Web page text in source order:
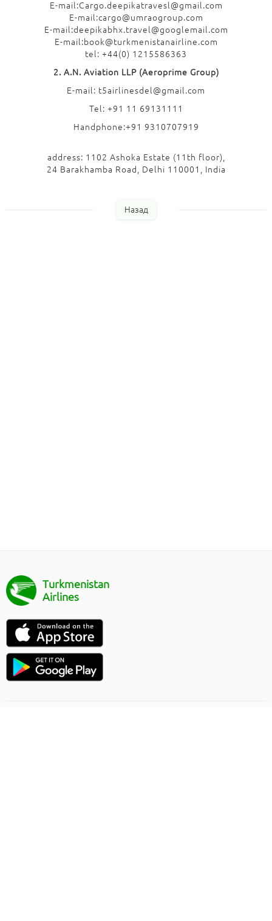
E-mail:Cargo.deepikatravesl@gmail.com
E-mail:cargo@umraogroup.com
E-mail:deepikabhx.travel@googlemail.com
E-mail:book@turkmenistanairline.com
tel: +44(0) 1215586363
2. A.N. Aviation LLP (Aeroprime Group)
E-mail: t5airlinesdel@gmail.com
Tel: +91 11 69131111
Handphone:+91 9310707919
address: 1102 Ashoka Estate (11th floor),
24 Barakhamba Road, Delhi 110001, India
Назад
Turkmenistan
Airlines